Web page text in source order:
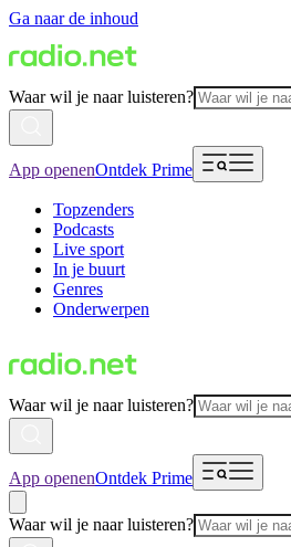
Ga naar de inhoud
Waar wil je naar luisteren?
App openenOntdek Prime
Topzenders
Podcasts
Live sport
In je buurt
Genres
Onderwerpen
Waar wil je naar luisteren?
App openenOntdek Prime
Waar wil je naar luisteren?